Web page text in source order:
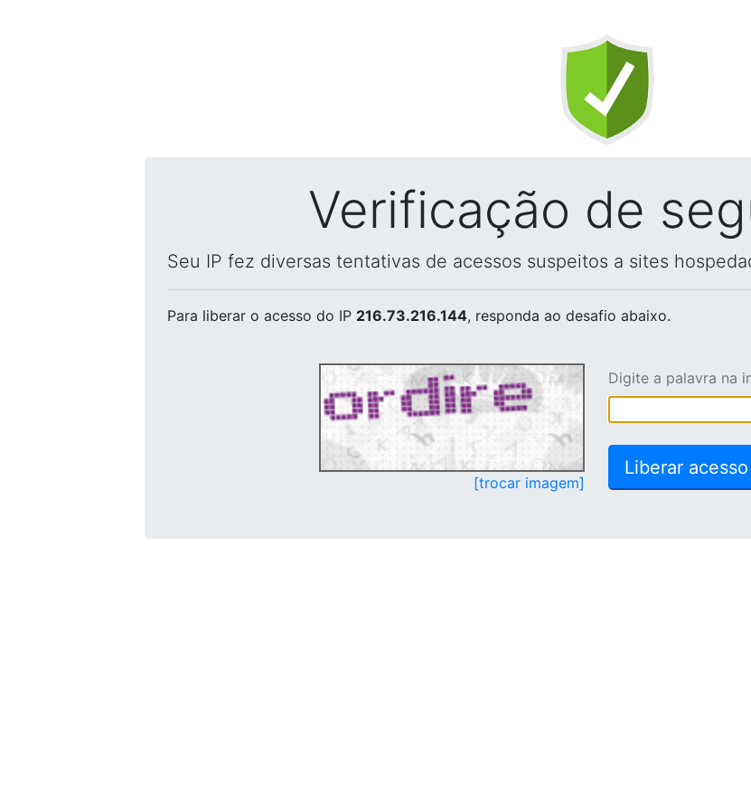
Verificação de
Seu IP fez diversas tentativas de acessos suspeitos a sites
Para liberar o acesso do IP 216.73.216.144, responda ao desafio abaixo.
[trocar imagem]
Digite a palavra na